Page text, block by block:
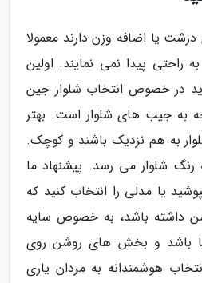
یا اضافه وزن دارند معمولا
راحتی پیدا نمی نمایند. اولین
در خصوص انتخاب شلوار جین
به جیب های شلوار است. بهتر
به هم نزدیک باشند و کوچک.
رنگ شلوار می رسد. پیشنهاد ما
یا مدلی را انتخاب کنید که
داشته باشد، به خصوص سایه
باشد و بخش های روشن روی
هوشمندانه به مردان یاری